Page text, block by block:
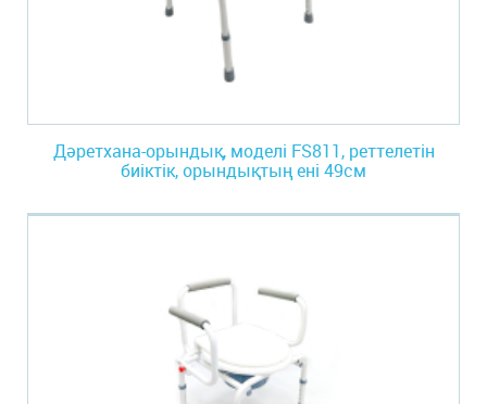
Дәретхана-орындық, моделі FS811, реттелетін
биіктік, орындықтың ені 49см